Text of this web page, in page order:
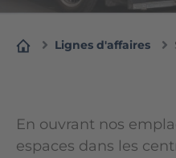
Lignes d'affaires
En ouvrant nos
espaces dans les